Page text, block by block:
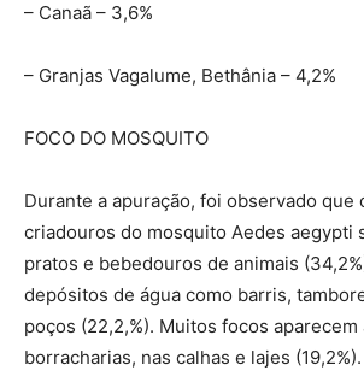
– Canaã – 3,6%
– Granjas Vagalume, Bethânia – 4,2%
FOCO DO MOSQUITO
Durante a apuração, foi observado que
criadouros do mosquito Aedes aegypti
pratos e bebedouros de animais
depósitos de água como barris,
poços (22,2,%). Muitos focos aparecem
borracharias, nas calhas e lajes (19,2%).